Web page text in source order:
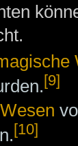
[9]
Wesen
[10]